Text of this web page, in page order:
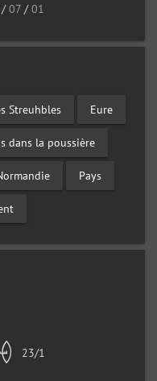
/07 /01
Streuhbles Eure
dans la poussière
Pays
23/1